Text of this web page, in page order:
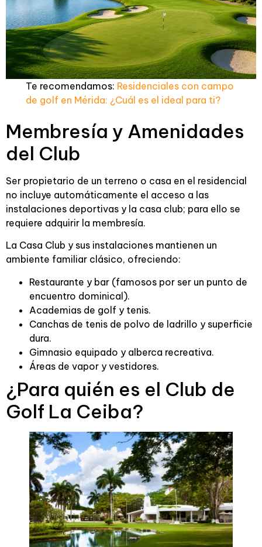
Te recomendamos: Residenciales con campo
de golf en Mérida: ¿Cuál es el ideal para ti?
Membresía y Amenidades
del Club
Ser propietario de un terreno o casa en el residencial
no incluye automáticamente el acceso a las
instalaciones deportivas y la casa club; para ello se
requiere adquirir la membresía.
La Casa Club y sus instalaciones mantienen un
ambiente familiar clásico, ofreciendo:
Restaurante y bar (famosos por ser un punto de
encuentro dominical).
Academias de golf y tenis.
Canchas de tenis de polvo de ladrillo y superficie
dura.
Gimnasio equipado y alberca recreativa.
Áreas de vapor y vestidores.
¿Para quién es el Club de
Golf La Ceiba?